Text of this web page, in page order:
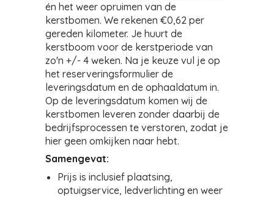
én het weer opruimen van de
kerstbomen. We rekenen €0,62 per
gereden kilometer. Je huurt de
kerstboom voor de kerstperiode van
zo'n +/- 4 weken. Na je keuze vul je op
het reserveringsformulier de
leveringsdatum en de ophaaldatum in.
Op de leveringsdatum komen wij de
kerstbomen leveren zonder daarbij de
bedrijfsprocessen te verstoren, zodat je
hier geen omkijken naar hebt.
Samengevat:
Prijs is inclusief plaatsing,
optuigservice, ledverlichting en weer